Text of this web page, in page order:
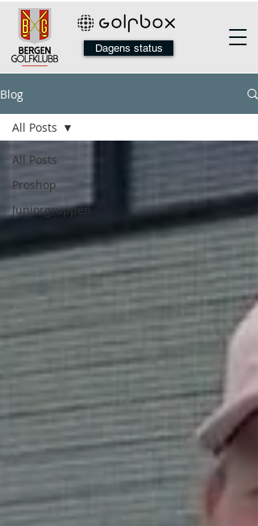
Dagens status
Blog
All Posts
Proshop
Juniorgruppen
All Posts